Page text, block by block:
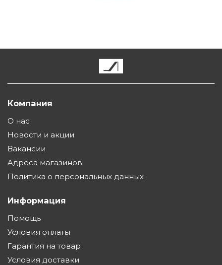
Компания
О нас
Новости и акции
Вакансии
Адреса магазинов
Политика о персональных данных
Информация
Помощь
Условия оплаты
Гарантия на товар
Условия доставки